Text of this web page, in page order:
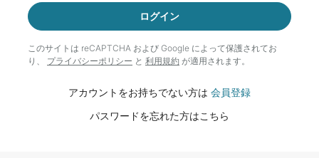
ログイン
このサイトは reCAPTCHA および Google によって保護されてお
り、 プライバシーポリシー と 利用規約 が適用されます。
アカウントをお持ちでない方は 会員登録
パスワードを忘れた方はこちら